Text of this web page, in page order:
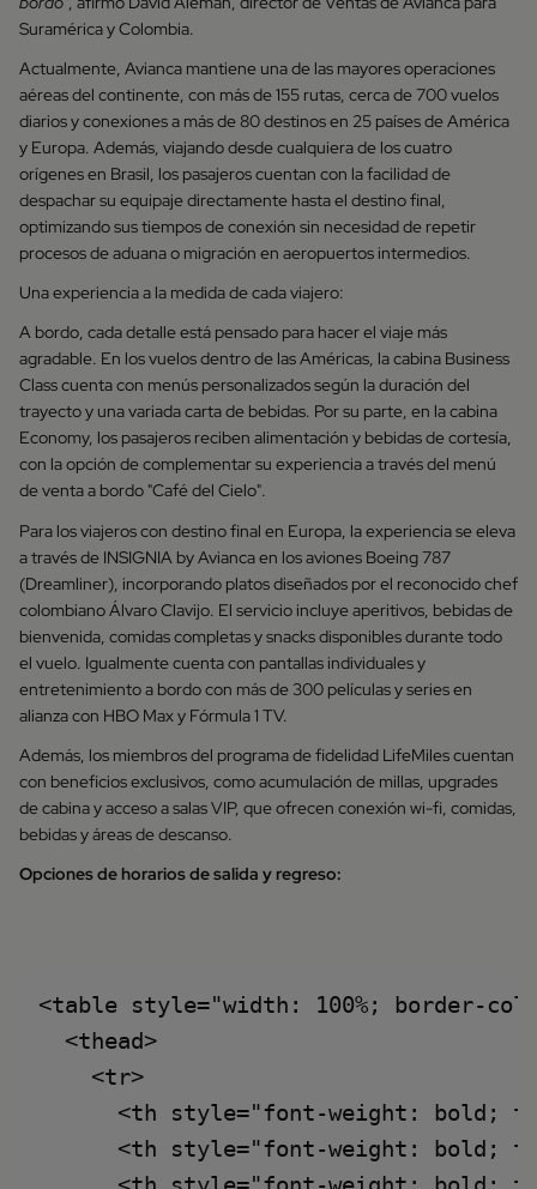
Suramérica y Colombia.
Actualmente, Avianca mantiene una de las mayores operaciones
aéreas del continente, con más de 155 rutas, cerca de 700 vuelos
diarios y conexiones a más de 80 destinos en 25 países de América
y Europa. Además, viajando desde cualquiera de los cuatro
orígenes en Brasil, los pasajeros cuentan con la facilidad de
despachar su equipaje directamente hasta el destino final,
optimizando sus tiempos de conexión sin necesidad de repetir
procesos de aduana o migración en aeropuertos intermedios.
Una experiencia a la medida de cada viajero:
A bordo, cada detalle está pensado para hacer el viaje más
agradable. En los vuelos dentro de las Américas, la cabina Business
Class cuenta con menús personalizados según la duración del
trayecto y una variada carta de bebidas. Por su parte, en la cabina
Economy, los pasajeros reciben alimentación y bebidas de cortesía,
con la opción de complementar su experiencia a través del menú
de venta a bordo "Café del Cielo".
Para los viajeros con destino final en Europa, la experiencia se eleva
a través de INSIGNIA by Avianca en los aviones Boeing 787
(Dreamliner), incorporando platos diseñados por el reconocido chef
colombiano Álvaro Clavijo. El servicio incluye aperitivos, bebidas de
bienvenida, comidas completas y snacks disponibles durante todo
el vuelo. Igualmente cuenta con pantallas individuales y
entretenimiento a bordo con más de 300 películas y series en
alianza con HBO Max y Fórmula 1 TV.
Además, los miembros del programa de fidelidad LifeMiles cuentan
con beneficios exclusivos, como acumulación de millas, upgrades
de cabina y acceso a salas VIP, que ofrecen conexión wi-fi, comidas,
bebidas y áreas de descanso.
Opciones de horarios de salida y regreso:
<table style="width: 100%; border-
  <thead>
    <tr>
<th style="font-weight: bold;
<th style="font-weight: bold;
<th style="font-weight: bold;